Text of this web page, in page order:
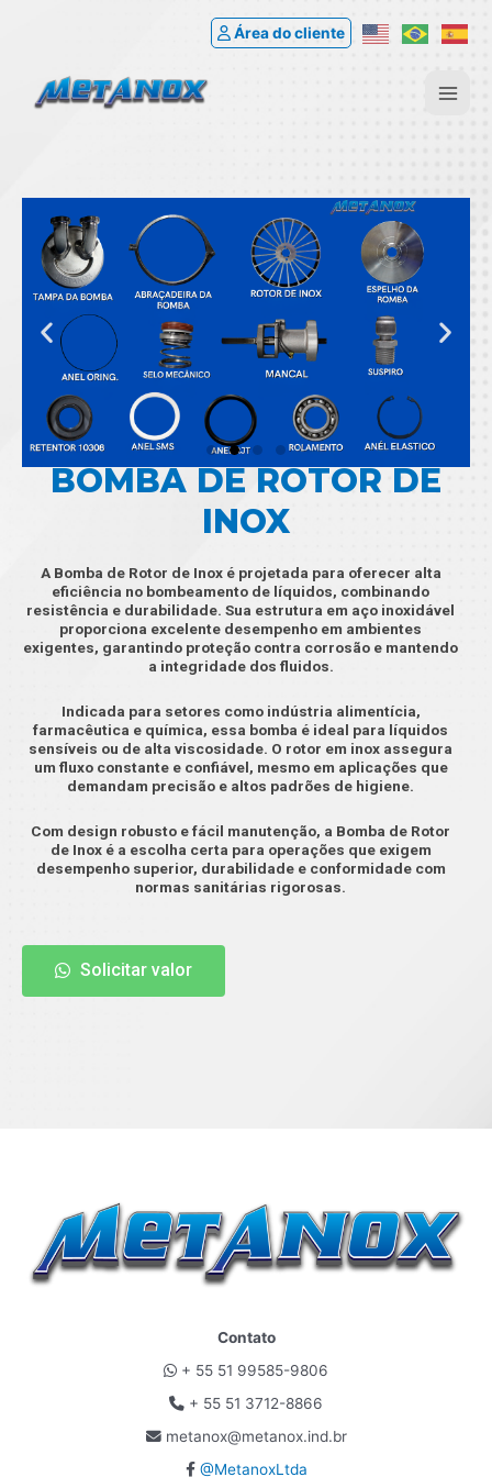
Área do cliente
BOMBA DE ROTOR DE
INOX
A Bomba de Rotor de Inox é projetada para oferecer alta
eficiência no bombeamento de líquidos, combinando
resistência e durabilidade. Sua estrutura em aço inoxidável
proporciona excelente desempenho em ambientes
exigentes, garantindo proteção contra corrosão e mantendo
a integridade dos fluidos.
Indicada para setores como indústria alimentícia,
farmacêutica e química, essa bomba é ideal para líquidos
sensíveis ou de alta viscosidade. O rotor em inox assegura
um fluxo constante e confiável, mesmo em aplicações que
demandam precisão e altos padrões de higiene.
Com design robusto e fácil manutenção, a Bomba de Rotor
de Inox é a escolha certa para operações que exigem
desempenho superior, durabilidade e conformidade com
normas sanitárias rigorosas.
Solicitar valor
Contato
+ 55 51 99585-9806
+ 55 51 3712-8866
metanox@metanox.ind.br
@MetanoxLtda